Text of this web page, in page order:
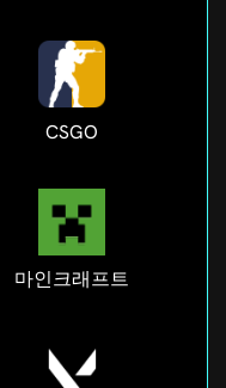
CSGO
마인크래프트